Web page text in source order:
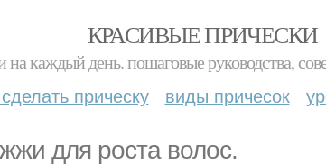
КРАСИВЫЕ ПРИЧЕСКИ
на каждый день. пошаговые руководства,
прическу виды причесок
для роста волос.